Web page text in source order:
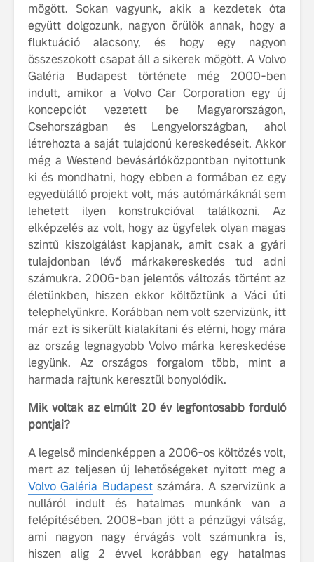
mögött. Sokan vagyunk, akik a kezdetek óta
együtt dolgozunk, nagyon örülök annak, hogy a
fluktuáció alacsony, és hogy egy nagyon
összeszokott csapat áll a sikerek mögött. A Volvo
Galéria Budapest története még 2000-ben
indult, amikor a Volvo Car Corporation egy új
koncepciót vezetett be Magyarországon,
Csehországban és Lengyelországban, ahol
létrehozta a saját tulajdonú kereskedéseit. Akkor
még a Westend bevásárlóközpontban nyitottunk
ki és mondhatni, hogy ebben a formában ez egy
egyedülálló projekt volt, más autómárkáknál sem
lehetett ilyen konstrukcióval találkozni. Az
elképzelés az volt, hogy az ügyfelek olyan magas
szintű kiszolgálást kapjanak, amit csak a gyári
tulajdonban lévő márkakereskedés tud adni
számukra. 2006-ban jelentős változás történt az
életünkben, hiszen ekkor költöztünk a Váci úti
telephelyünkre. Korábban nem volt szervizünk, itt
már ezt is sikerült kialakítani és elérni, hogy mára
az ország legnagyobb Volvo márka kereskedése
legyünk. Az országos forgalom több, mint a
harmada rajtunk keresztül bonyolódik.
Mik voltak az elmúlt 20 év legfontosabb forduló
pontjai?
A legelső mindenképpen a 2006-os költözés volt,
mert az teljesen új lehetőségeket nyitott meg a
Volvo Galéria Budapestszámára. A szervizünk a
nulláról indult és hatalmas munkánk van a
felépítésében. 2008-ban jött a pénzügyi válság,
ami nagyon nagy érvágás volt számunkra is,
hiszen alig 2 évvel korábban egy hatalmas
Volvo élmények a
Lajvér Pikniken
Milliók számára lett
elérhető a Volvo
Car UX élmény
Az új Volvo EX60 új
szintre emeli a
fenntarthatóságot
A Volvo
bemutatja
gondosan
amelynek
Az autó,
ismerje
tisztán
Volvo
A Volvo
Country:
képes,